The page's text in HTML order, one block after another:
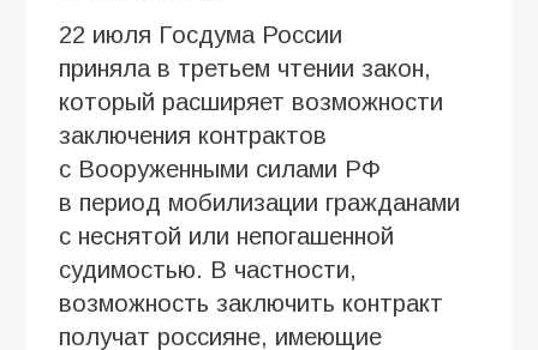
22 июля Госдума России
приняла в третьем чтении закон,
который расширяет возможности
заключения контрактов
с Вооруженными силами РФ
в период мобилизации гражданами
с неснятой или непогашенной
судимостью. В частности,
возможность заключить контракт
получат россияне, имеющие